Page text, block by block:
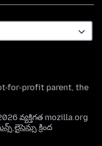
for-profit parent, the
వ్యక్తిగత mozilla.org
లైసెన్సు క్రింద